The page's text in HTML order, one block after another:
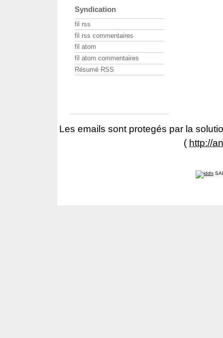
Syndication
fil rss
fil rss commentaires
fil atom
fil atom commentaires
Résumé RSS
Les emails sont protegés par la
( http://